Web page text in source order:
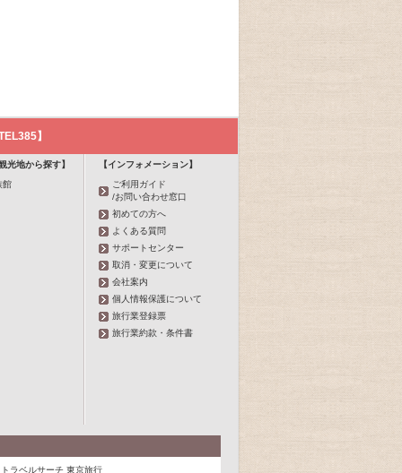
】
光地から探す】
館
【インフォメーション】
ご利用ガイド
/お問い合わせ窓口
初めての方へ
よくある質問
サポートセンター
取消・変更について
会社案内
個人情報保護について
旅行業登録票
旅行業約款・条件書
トラベルサーチ 東京旅行